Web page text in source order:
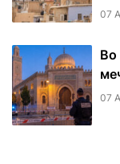
07
Во
07